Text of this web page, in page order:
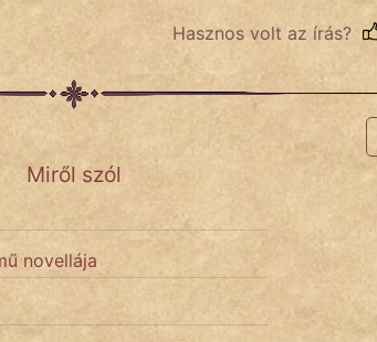
Hasznos volt az írás?
Miről szól
novellája